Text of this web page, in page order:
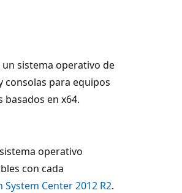
sistema operativo de
consolas para equipos
en x64.
operativo
con cada
Center 2012 R2.